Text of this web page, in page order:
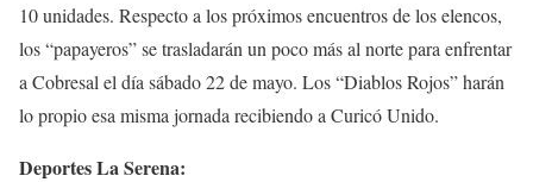
10 unidades. Respecto a los próximos encuentros de los elencos,
los “papayeros” se trasladarán un poco más al norte para enfrentar
a Cobresal el día sábado 22 de mayo. Los “Diablos Rojos” harán
lo propio esa misma jornada recibiendo a Curicó Unido.
Deportes La Serena: